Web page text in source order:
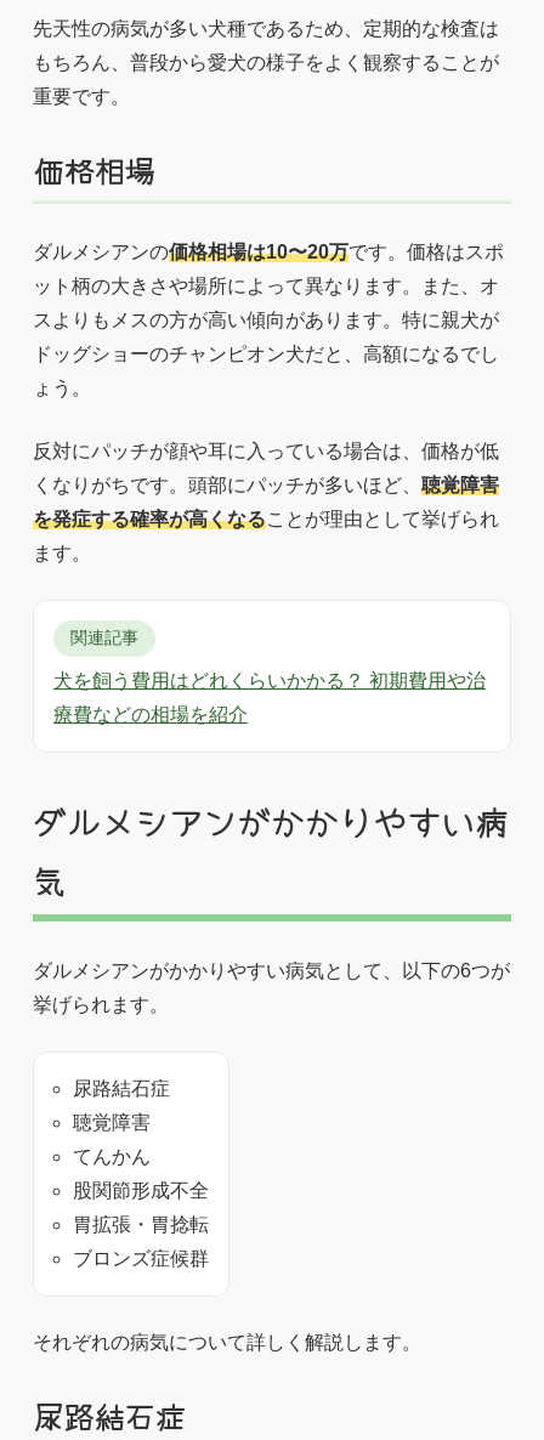
先天性の病気が多い犬種であるため、定期的な検査は
もちろん、普段から愛犬の様子をよく観察することが
重要です。
価格相場
ダルメシアンの価格相場は10〜20万です。価格はスポ
ット柄の大きさや場所によって異なります。また、オ
スよりもメスの方が高い傾向があります。特に親犬が
ドッグショーのチャンピオン犬だと、高額になるでし
ょう。
反対にパッチが顔や耳に入っている場合は、価格が低
くなりがちです。頭部にパッチが多いほど、 聴覚障害
を発症する確率が高くなることが理由として挙げられ
ます。
関連記事
犬を飼う費用はどれくらいかかる？ 初期費用や治
療費などの相場を紹介
ダルメシアンがかかりやすい病
気
ダルメシアンがかかりやすい病気として、以下の6つが
挙げられます。
尿路結石症
聴覚障害
てんかん
股関節形成不全
胃拡張・胃捻転
ブロンズ症候群
それぞれの病気について詳しく解説します。
尿路結石症